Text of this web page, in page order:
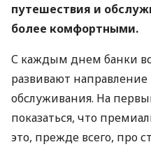
путешествия и
более комфортными.
С каждым днем ​​банки
развивают
обслуживания. На
показаться, что
это, прежде всего, про